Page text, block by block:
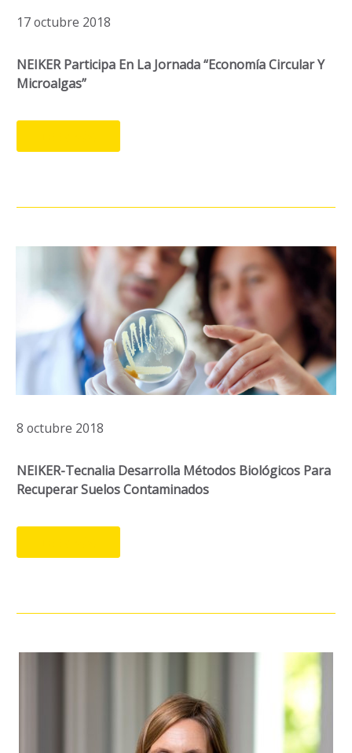
17 octubre 2018
NEIKER Participa En La Jornada “economía Circular Y
Microalgas”
8 octubre 2018
NEIKER-Tecnalia Desarrolla Métodos Biológicos Para
Recuperar Suelos Contaminados